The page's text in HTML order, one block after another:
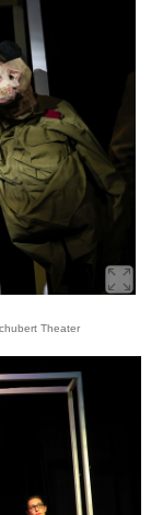
Theater